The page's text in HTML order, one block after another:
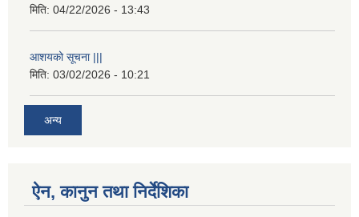
मिति: 04/22/2026 - 13:43
आशयको सूचना |||
मिति: 03/02/2026 - 10:21
अन्य
ऐन, कानुन तथा निर्देशिका